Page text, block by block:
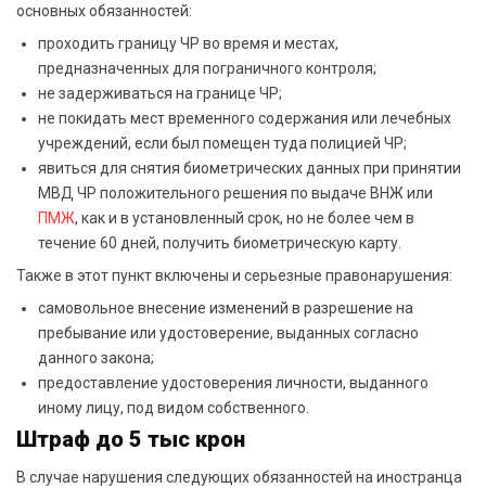
основных обязанностей:
проходить границу ЧР во время и местах,
предназначенных для пограничного контроля;
не задерживаться на границе ЧР;
не покидать мест временного содержания или лечебных
учреждений, если был помещен туда полицией ЧР;
явиться для снятия биометрических данных при принятии
МВД ЧР положительного решения по выдаче ВНЖ или
ПМЖ, как и в установленный срок, но не более чем в
течение 60 дней, получить биометрическую карту.
Также в этот пункт включены и серьезные правонарушения:
самовольное внесение изменений в разрешение на
пребывание или удостоверение, выданных согласно
данного закона;
предоставление удостоверения личности, выданного
иному лицу, под видом собственного.
Штраф до 5 тыс крон
В случае нарушения следующих обязанностей на иностранца